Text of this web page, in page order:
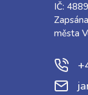
IČ:
města